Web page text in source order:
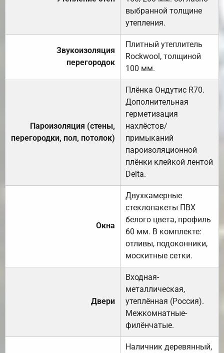
выбранной толщине
утепления.
Звукоизоляция
перегородок
Плитный утеплитель
Rockwool, толщиной
100 мм.
Пароизоляция (стены,
перегородки, пол, потолок)
Плёнка Ондутис R70.
Дополнительная
герметизация
нахлёстов/
примыканий
пароизоляционной
плёнки клейкой лентой
Delta.
Окна
Двухкамерные
стеклопакеты ПВХ
белого цвета, профиль
60 мм. В комплекте:
отливы, подоконники,
москитные сетки.
Двери
Входная-
металлическая,
утеплённая (Россия).
Межкомнатные-
филёнчатые.
Наличник деревянный,